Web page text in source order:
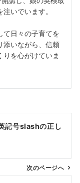
いでいます。
て日々の子育てを
添いながら、信頼
りを心がけていま
記号slashの正し
次のページへ